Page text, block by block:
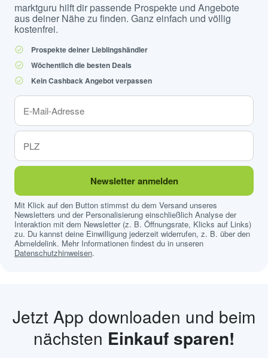
marktguru hilft dir passende Prospekte und Angebote
aus deiner Nähe zu finden. Ganz einfach und völlig
kostenfrei.
Prospekte deiner Lieblingshändler
Wöchentlich die besten Deals
Kein Cashback Angebot verpassen
Newsletter anmelden
Mit Klick auf den Button stimmst du dem Versand unseres
Newsletters und der Personalisierung einschließlich Analyse der
Interaktion mit dem Newsletter (z. B. Öffnungsrate, Klicks auf Links)
zu. Du kannst deine Einwilligung jederzeit widerrufen, z. B. über den
Abmeldelink. Mehr Informationen findest du in unseren
Datenschutzhinweisen.
Jetzt App downloaden und beim
nächsten Einkauf sparen!